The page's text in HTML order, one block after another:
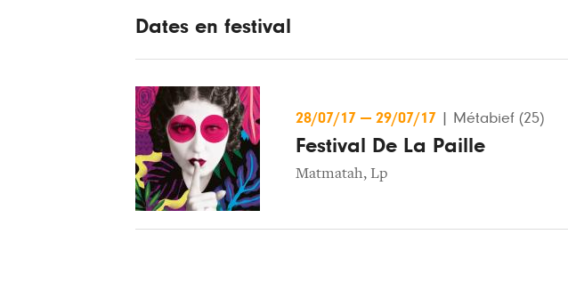
Dates en festival
28/07/17 — 29/07/17 Métabief (25)
Festival De La Paille
Matmatah, Lp